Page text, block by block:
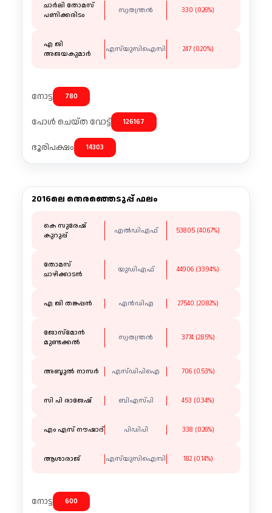
ചാർലി തോമസ്
പണിക്കരിടം
സ്വതന്ത്രന്‍ 330 (0.26%)
എ ജി
അജയകുമാർ
എസ്‌യുസിഐസി 247 (0.20%)
നോട്ട 780
പോൾ ചെയ്ത വോട്ട് 126167
ഭൂരിപക്ഷം 14303
2016ലെ തെരഞ്ഞെടുപ്പ് ഫലം
കെ സുരേഷ്
കുറുപ്പ്
എൽഡിഎഫ് 53805 (40.67%)
തോമസ്
ചാഴിക്കാടൻ
യുഡിഎഫ് 44906 (33.94%)
എ ജി തങ്കപ്പൻ എൻഡിഎ 27540 (20.82%)
ജോസ്മോൻ
മുണ്ടക്കൽ
സ്വതന്ത്രൻ 3774 (2.85%)
അബ്ദുൽ നാസർ എസ്ഡിപിഐ 706 (0.53%)
സി പി രാജേഷ് ബിഎസ്പി 453 (0.34%)
എം എസ് നൗഷാദ് പിഡിപി 338 (0.26%)
ആശാരാജ് എസ്‌യുസിഐസി 182 (0.14%)
നോട്ട 600